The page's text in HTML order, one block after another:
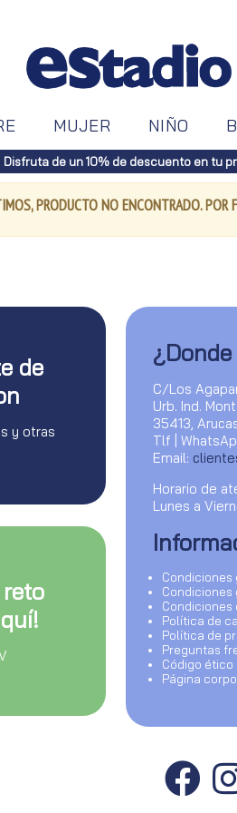
MUJER NIÑO
Disfruta de un 10% de descuento en tu
PRODUCTO NO ENCONTRADO. POR
de
y otras
reto
C/Los
Urb. Ind.
35413,
Tlf |
Email:
Horario de
Lunes a
Condiciones
Condiciones
Política de
Política de
Preguntas
Código ético
Página